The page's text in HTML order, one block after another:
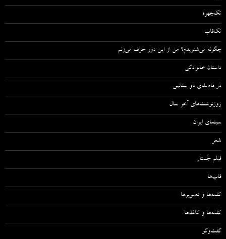
تک‌چهره
تک‌قاب
چگونه می‌شنویدم؟ من از این دور حرف می‌زنم
داستان خانوادگی
در فاصله‌ی دو سئانس
روزنوشت‌های آخر سال
سینمای ایران
شعر
فیلم جُستار
قاب‌ها
کلمه‌ها و تصویرها
کلمه‌ها و کاغذها
گفت‌وگو